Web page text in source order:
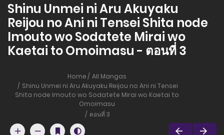
Shinu Unmei ni Aru Akuyaku
Reijou no Ani ni Tensei Shita node
Imouto wo Sodatete Mirai wo
Kaetai to Omoimasu - ตอนที่ 3
Home
All Mangas
Shinu Unmei ni Aru Akuyaku Reijou no Ani ni Tensei
Shita node Imouto wo Sodatete Mirai wo Kaetai to
Omoimasu
ตอนที่ 3